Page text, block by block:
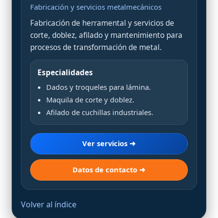
Fabricación y servicios metalmecánicos
Fabricación de herramental y servicios de
corte, doblez, afilado y mantenimiento para
procesos de transformación de metal.
Especialidades
Dados y troqueles para lámina.
Maquila de corte y doblez.
Afilado de cuchillas industriales.
Ver servicios ➜
Datos de contacto ➜
Volver al índice